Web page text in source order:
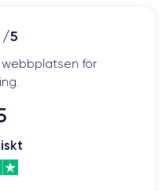
med en bländare på
och optisk stabilisering kan
och var som helst.
i din hand
hastigheter på upp till 4 Gbps
/5
för